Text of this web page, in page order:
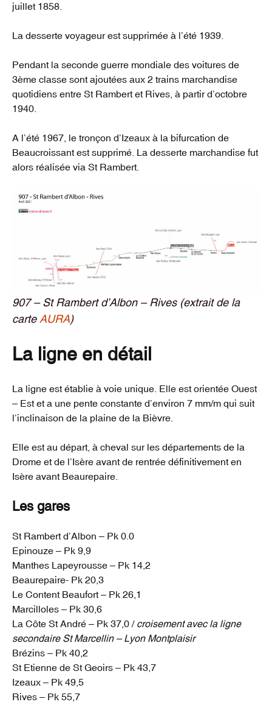
juillet 1858.
La desserte voyageur est supprimée à l’été 1939.
Pendant la seconde guerre mondiale des voitures de
3ème classe sont ajoutées aux 2 trains marchandise
quotidiens entre St Rambert et Rives, à partir d’octobre
1940.
A l’été 1967, le tronçon d’Izeaux à la bifurcation de
Beaucroissant est supprimé. La desserte marchandise fut
alors réalisée via St Rambert.
907 – St Rambert d’Albon – Rives (extrait de la
carte AURA)
La ligne en détail
La ligne est établie à voie unique. Elle est orientée Ouest
– Est et a une pente constante d’environ 7 mm/m qui suit
l’inclinaison de la plaine de la Bièvre.
Elle est au départ, à cheval sur les départements de la
Drome et de l’Isère avant de rentrée définitivement en
Isère avant Beaurepaire.
Les gares
St Rambert d’Albon – Pk 0.0
Epinouze – Pk 9,9
Manthes Lapeyrousse – Pk 14,2
Beaurepaire- Pk 20,3
Le Content Beaufort – Pk 26,1
Marcilloles – Pk 30,6
La Côte St André – Pk 37,0 / croisement avec la ligne
secondaire St Marcellin – Lyon Montplaisir
Brézins – Pk 40,2
St Etienne de St Geoirs – Pk 43,7
Izeaux – Pk 49,5
Rives – Pk 55,7